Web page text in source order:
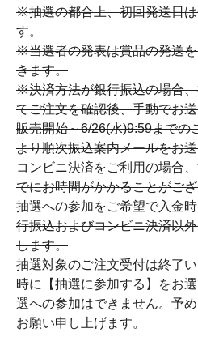
※抽選の都合上、初回発送日
す。
※当選者の発表は賞品の発送
きます。
※決済方法が銀行振込の場合
てご注文を確認後、手動でお
販売開始～6/26(水)9:59までの
より順次振込案内メールをお
コンビニ決済をご利用の場合
でにお時間がかかることがご
抽選への参加をご希望で入金
行振込およびコンビニ決済以
します。
抽選対象のご注文受付は終了
時に【抽選に参加する】をお
選への参加はできません。予
お願い申し上げます。